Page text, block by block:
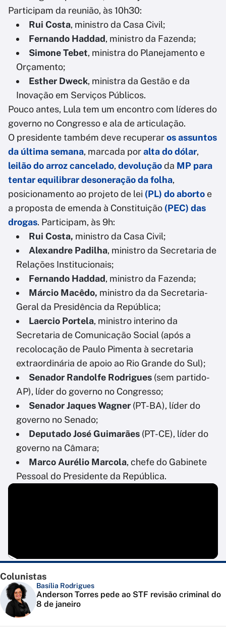
Participam da reunião, às 10h30:
Rui Costa, ministro da Casa Civil;
Fernando Haddad, ministro da Fazenda;
Simone Tebet, ministra do Planejamento e
Orçamento;
Esther Dweck, ministra da Gestão e da
Inovação em Serviços Públicos.
Pouco antes, Lula tem um encontro com líderes do
governo no Congresso e ala de articulação.
O presidente também deve recuperaros assuntos
da última semana, marcada poralta do dólar,
leilão do arroz cancelado, devoluçãoda MP para
tentar equilibrar desoneração da folha,
posicionamento ao projeto de lei (PL) do aborto e
a proposta de emenda à Constituição (PEC) das
drogas. Participam, às 9h:
Rui Costa, ministro da Casa Civil;
Alexandre Padilha, ministro da Secretaria de
Relações Institucionais;
Fernando Haddad, ministro da Fazenda;
Márcio Macêdo, ministro da da Secretaria-
Geral da Presidência da República;
Laercio Portela, ministro interino da
Secretaria de Comunicação Social (após a
recolocação de Paulo Pimenta à secretaria
extraordinária de apoio ao Rio Grande do Sul);
Senador Randolfe Rodrigues (sem partido-
AP), líder do governo no Congresso;
Senador Jaques Wagner (PT-BA), líder do
governo no Senado;
Deputado José Guimarães (PT-CE), líder do
governo na Câmara;
Marco Aurélio Marcola, chefe do Gabinete
Pessoal do Presidente da República.
Colunistas
Basília Rodrigues
Anderson Torres pede ao STF revisão criminal do
8 de janeiro